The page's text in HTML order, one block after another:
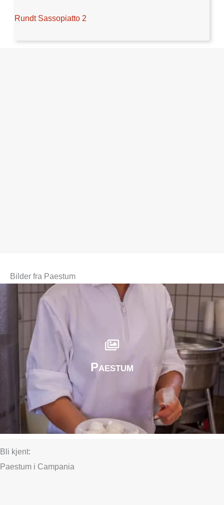
Rundt Sassopiatto 2
Bilder fra Paestum
Paestum
Bli kjent:
Paestum i Campania